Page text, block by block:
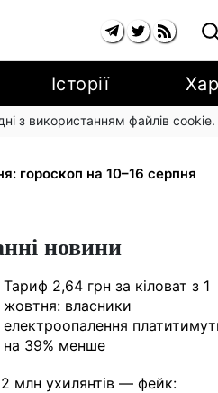
Історії
з використанням файлів cookie.
рух за власним маршрутом:
гороскоп на 10–16 серпня
новини
Тариф 2,64 грн за кіловат з 1
жовтня: власники
електроопалення
на 39% менше
2 млн ухилянтів — фейк: